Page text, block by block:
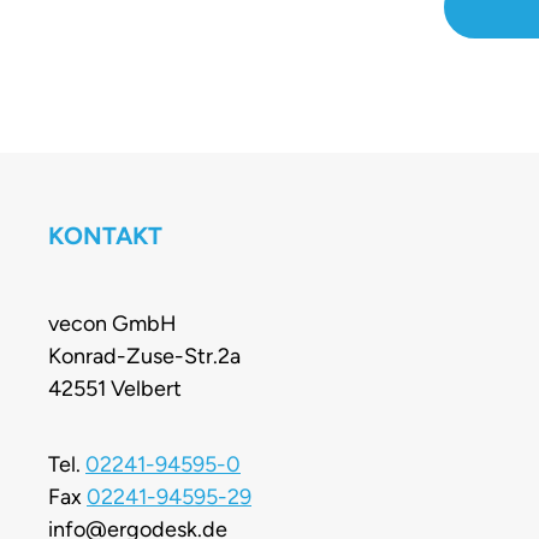
eine
mit
und
bleibt
für eine
lange
KONTAKT
vecon GmbH
Konrad-Zuse-Str.2a
42551 Velbert
Tel. 02241-94595-0
Fax02241-94595-29
info@ergodesk.de